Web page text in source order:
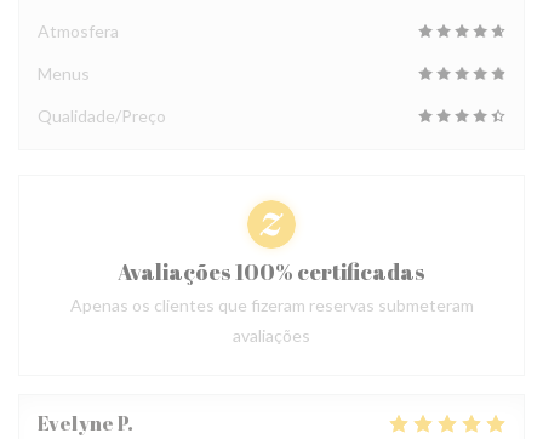
EvelyneP
Atmosfera
Menus
Qualidade/Preço
Avaliações 100% certificadas
Apenas os clientes que fizeram reservas submeteram
avaliações